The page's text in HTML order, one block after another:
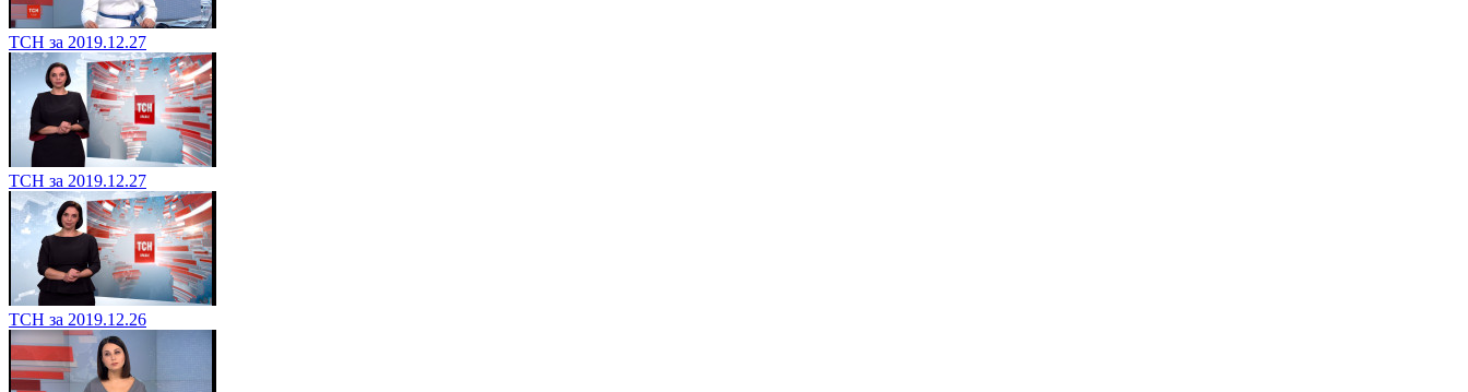
ТСН за 2019.12.27
ТСН за 2019.12.27
ТСН за 2019.12.26